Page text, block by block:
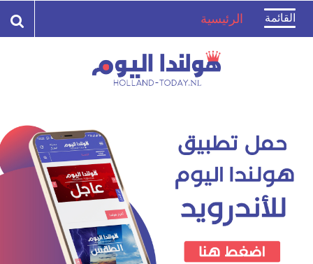
Toggle
navigation
القائمة الرئيسية